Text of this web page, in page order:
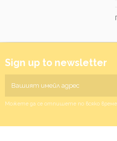
Sign up to newsletter
Можете да се отпишете по всяко време.